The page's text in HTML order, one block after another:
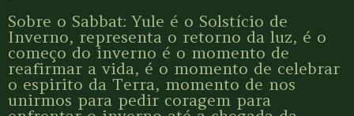
Sobre o Sabbat: Yule é o Solstício de
Inverno, representa o retorno da luz, é o
começo do inverno é o momento de
reafirmar a vida, é o momento de celebrar
o espirito da Terra, momento de nos
unirmos para pedir coragem para